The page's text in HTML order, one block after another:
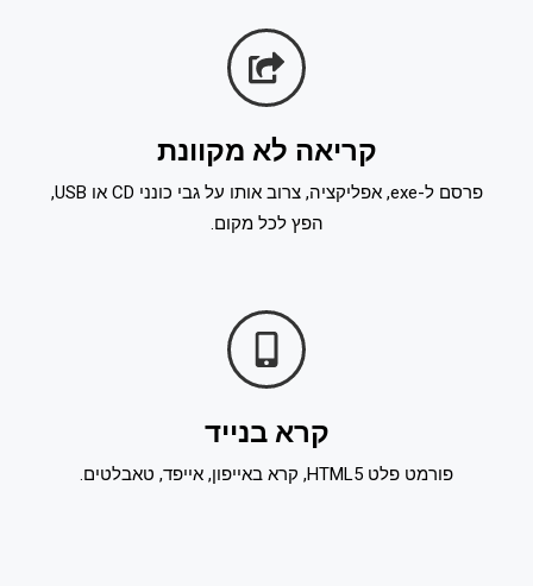
קריאה לא מקוונת
פרסם ל-exe, אפליקציה, צרוב אותו על גבי כונני CD או USB,
הפץ לכל מקום.
קרא בנייד
פורמט פלט HTML5, קרא באייפון, אייפד, טאבלטים.